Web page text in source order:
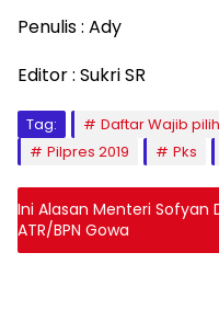
Penulis : Ady
Editor : Sukri SR
Tag: Daftar Wajib
Pilpres 2019
Pks
Ini Alasan Menteri Sofyan
ATR/BPN Gowa